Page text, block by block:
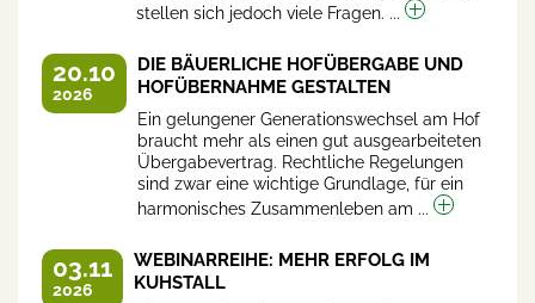
stellen sich jedoch viele Fragen. ...
20.10
2026
DIE BÄUERLICHE HOFÜBERGABE UND
HOFÜBERNAHME GESTALTEN
Ein gelungener Generationswechsel am Hof
braucht mehr als einen gut ausgearbeiteten
Übergabevertrag. Rechtliche Regelungen
sind zwar eine wichtige Grundlage, für ein
harmonisches Zusammenleben am ...
03.11
2026
WEBINARREIHE: MEHR ERFOLG IM
KUHSTALL